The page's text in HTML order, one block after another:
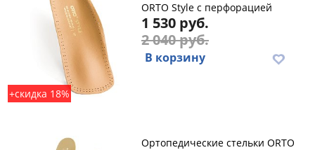
+скидка 18%
ORTO Style с перфорацией
1 530 руб.
2 040 руб.
В корзину
Ортопедические стельки ORTO